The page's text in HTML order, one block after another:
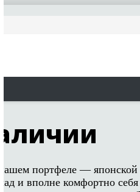
портфеле —
и вполне комфортно себя